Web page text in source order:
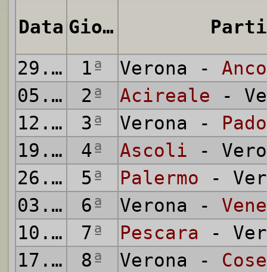
Data Giornata
29.08.1993
1ª Verona -
05.09.1993
2ª Acireale -
12.09.1993
3ª Verona -
19.09.1993
4ª Ascoli -
26.09.1993
5ª Palermo -
03.10.1993
6ª Verona -
10.10.1993
7ª Pescara -
17.10.1993
8ª Verona -